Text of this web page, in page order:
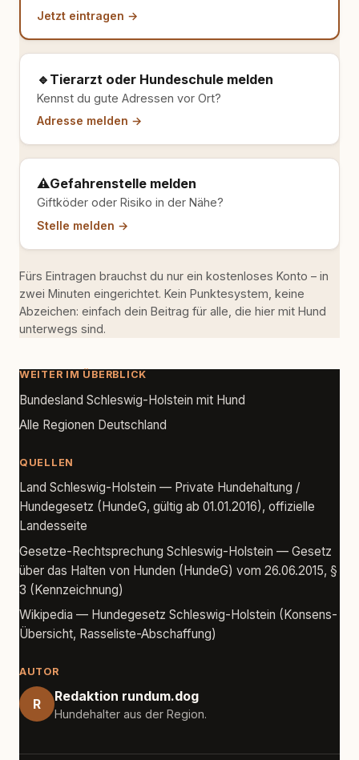
Jetzt eintragen →
🔹 Tierarzt oder Hundeschule melden
Kennst du gute Adressen vor Ort?
Adresse melden →
⚠️Gefahrenstelle melden
Giftköder oder Risiko in der Nähe?
Stelle melden →
Fürs Eintragen brauchst du nur ein kostenloses Konto – in
zwei Minuten eingerichtet. Kein Punktesystem, keine
Abzeichen: einfach dein Beitrag für alle, die hier mit Hund
unterwegs sind.
WEITER IM ÜBERBLICK
Bundesland Schleswig-Holstein mit Hund
Alle Regionen Deutschland
QUELLEN
Land Schleswig-Holstein — Private Hundehaltung /
Hundegesetz (HundeG, gültig ab 01.01.2016), offizielle
Landesseite
Gesetze-Rechtsprechung Schleswig-Holstein — Gesetz
über das Halten von Hunden (HundeG) vom 26.06.2015, §
3 (Kennzeichnung)
Wikipedia — Hundegesetz Schleswig-Holstein (Konsens-
Übersicht, Rasseliste-Abschaffung)
AUTOR
R Redaktion rundum.dog
Hundehalter aus der Region.